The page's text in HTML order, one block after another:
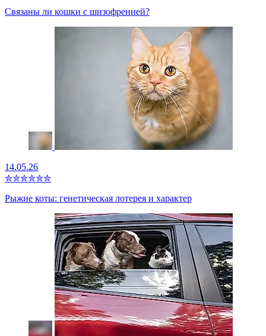
Связаны ли кошки с шизофренией?
14.05.26
✮✮✮✮✮✮
Рыжие коты: генетическая лотерея и характер